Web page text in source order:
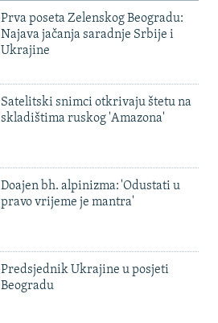
Prva poseta Zelenskog Beogradu:
Najava jačanja saradnje Srbije i
Ukrajine
Satelitski snimci otkrivaju štetu na
skladištima ruskog 'Amazona'
Doajen bh. alpinizma: 'Odustati u
pravo vrijeme je mantra'
Predsjednik Ukrajine u posjeti
Beogradu